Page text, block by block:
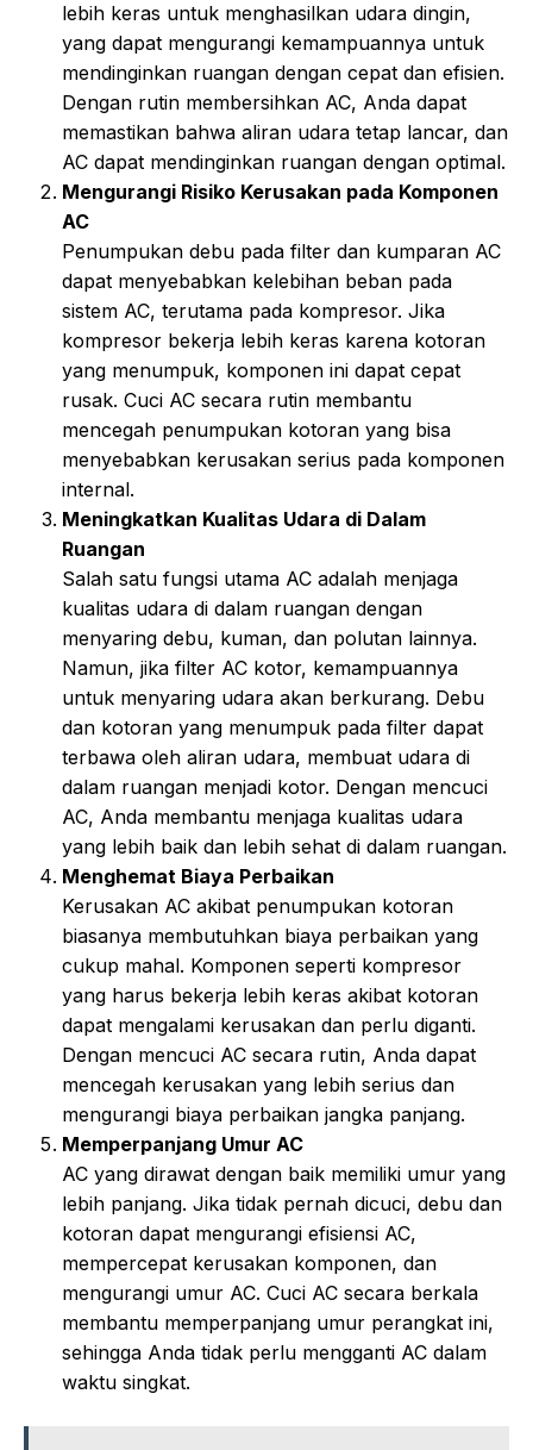
lebih keras untuk menghasilkan udara dingin,
yang dapat mengurangi kemampuannya untuk
mendinginkan ruangan dengan cepat dan efisien.
Dengan rutin membersihkan AC, Anda dapat
memastikan bahwa aliran udara tetap lancar, dan
AC dapat mendinginkan ruangan dengan optimal.
Mengurangi Risiko Kerusakan pada Komponen
AC
Penumpukan debu pada filter dan kumparan AC
dapat menyebabkan kelebihan beban pada
sistem AC, terutama pada kompresor. Jika
kompresor bekerja lebih keras karena kotoran
yang menumpuk, komponen ini dapat cepat
rusak. Cuci AC secara rutin membantu
mencegah penumpukan kotoran yang bisa
menyebabkan kerusakan serius pada komponen
internal.
Meningkatkan Kualitas Udara di Dalam
Ruangan
Salah satu fungsi utama AC adalah menjaga
kualitas udara di dalam ruangan dengan
menyaring debu, kuman, dan polutan lainnya.
Namun, jika filter AC kotor, kemampuannya
untuk menyaring udara akan berkurang. Debu
dan kotoran yang menumpuk pada filter dapat
terbawa oleh aliran udara, membuat udara di
dalam ruangan menjadi kotor. Dengan mencuci
AC, Anda membantu menjaga kualitas udara
yang lebih baik dan lebih sehat di dalam ruangan.
Menghemat Biaya Perbaikan
Kerusakan AC akibat penumpukan kotoran
biasanya membutuhkan biaya perbaikan yang
cukup mahal. Komponen seperti kompresor
yang harus bekerja lebih keras akibat kotoran
dapat mengalami kerusakan dan perlu diganti.
Dengan mencuci AC secara rutin, Anda dapat
mencegah kerusakan yang lebih serius dan
mengurangi biaya perbaikan jangka panjang.
Memperpanjang Umur AC
AC yang dirawat dengan baik memiliki umur yang
lebih panjang. Jika tidak pernah dicuci, debu dan
kotoran dapat mengurangi efisiensi AC,
mempercepat kerusakan komponen, dan
mengurangi umur AC. Cuci AC secara berkala
membantu memperpanjang umur perangkat ini,
sehingga Anda tidak perlu mengganti AC dalam
waktu singkat.